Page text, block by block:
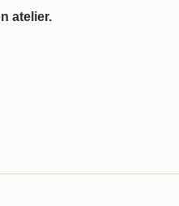
atelier.